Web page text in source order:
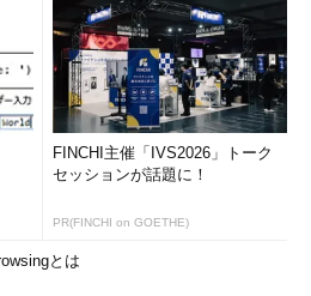
FINCHI主催「IVS2026」トーク
セッションが話題に！
PR(FINCHI on GOETHE)
とは